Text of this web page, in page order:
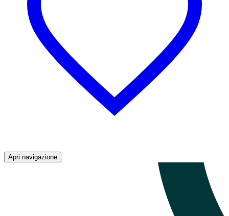
Apri navigazione